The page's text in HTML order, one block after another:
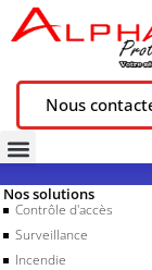
Nous
Nos solutions
Contrôle d'accès
Surveillance
Incendie